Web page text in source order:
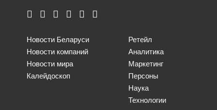
Новости Беларуси
Новости компаний
Новости мира
Калейдоскоп
Ретейл
Аналитика
Маркетинг
Персоны
Наука
Технологии